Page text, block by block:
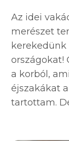
Az idei
merészet
országokat!
a korból,
éjszakákat
tartottam.